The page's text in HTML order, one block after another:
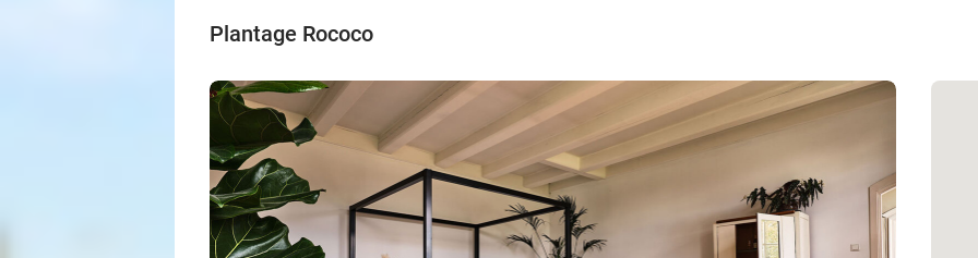
Plantage Rococo